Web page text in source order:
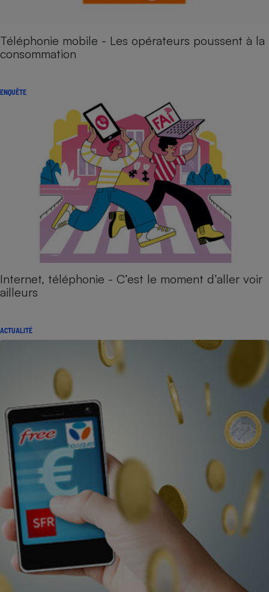
Téléphonie mobile - Les opérateurs poussent à la
consommation
ENQUÊTE
Internet, téléphonie - C’est le moment d’aller voir
ailleurs
ACTUALITÉ